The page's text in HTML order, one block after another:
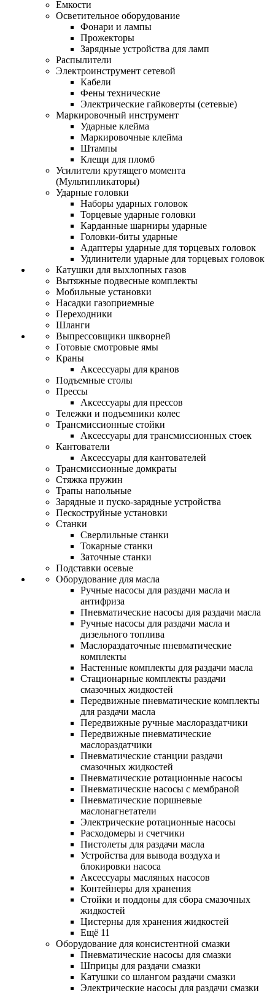
Емкости
Осветительное оборудование
Фонари и лампы
Прожекторы
Зарядные устройства для ламп
Распылители
Электроинструмент сетевой
Кабели
Фены технические
Электрические гайковерты (сетевые)
Маркировочный инструмент
Ударные клейма
Маркировочные клейма
Штампы
Клещи для пломб
Усилители крутящего момента
(Мультипликаторы)
Ударные головки
Наборы ударных головок
Торцевые ударные головки
Карданные шарниры ударные
Головки-биты ударные
Адаптеры ударные для торцевых головок
Удлинители ударные для торцевых головок
Катушки для выхлопных газов
Вытяжные подвесные комплекты
Мобильные установки
Насадки газоприемные
Переходники
Шланги
Выпрессовщики шкворней
Готовые смотровые ямы
Краны
Аксессуары для кранов
Подъемные столы
Прессы
Аксессуары для прессов
Тележки и подъемники колес
Трансмиссионные стойки
Аксессуары для трансмиссионных стоек
Кантователи
Аксессуары для кантователей
Трансмиссионные домкраты
Стяжка пружин
Трапы напольные
Зарядные и пуско-зарядные устройства
Пескоструйные установки
Станки
Сверлильные станки
Токарные станки
Заточные станки
Подставки осевые
Оборудование для масла
Ручные насосы для раздачи масла и
антифриза
Пневматические насосы для раздачи масла
Ручные насосы для раздачи масла и
дизельного топлива
Маслораздаточные пневматические
комплекты
Настенные комплекты для раздачи масла
Стационарные комплекты раздачи
смазочных жидкостей
Передвижные пневматические комплекты
для раздачи масла
Передвижные ручные маслораздатчики
Передвижные пневматические
маслораздатчики
Пневматические станции раздачи
смазочных жидкостей
Пневматические ротационные насосы
Пневматические насосы с мембраной
Пневматические поршневые
маслонагнетатели
Электрические ротационные насосы
Расходомеры и счетчики
Пистолеты для раздачи масла
Устройства для вывода воздуха и
блокировки насоса
Аксессуары масляных насосов
Контейнеры для хранения
Стойки и поддоны для сбора смазочных
жидкостей
Цистерны для хранения жидкостей
Ещё 11
Оборудование для консистентной смазки
Пневматические насосы для смазки
Шприцы для раздачи смазки
Катушки со шлангом раздачи смазки
Электрические насосы для раздачи смазки